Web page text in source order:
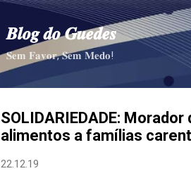
𝑩𝒍𝒐𝒈 𝒅𝒐 𝑮𝒖𝒆𝒅𝒆𝒔
𝐒𝐞𝐦 𝐅𝐚𝐯𝐨𝐫, 𝐒𝐞𝐦 𝐌𝐞𝐝𝐨!
SOLIDARIEDADE:
alimentos a famílias
22.12.19